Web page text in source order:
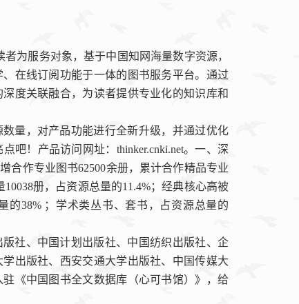
者为服务对象，基于中国知网海量数字资源，
在线订阅功能于一体的图书服务平台。通过
度关联融合，为读者提供专业化的知识库和
量，对产品功能进行全新升级，并通过优化
吧！产品访问网址： thinker.cnki.net。一、深
合作专业图书62500余册，累计合作精品专业
10038册，占资源总量的11.4%；经典核心高被
的38% ；学术类丛书、套书，占资源总量的
社、中国计划出版社、中国纺织出版社、企
出版社、西安交通大学出版社、中国传媒大
《中国图书全文数据库（心可书馆）》，给